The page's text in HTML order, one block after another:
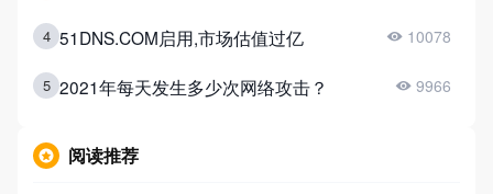
4 51DNS.COM启用,市场估值过亿 10078
5 2021年每天发生多少次网络攻击？ 9966
阅读推荐